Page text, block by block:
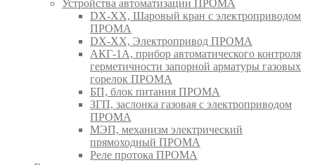
Устройства автоматизации ПРОМА
DX-XX, Шаровый кран c электроприводом
ПРОМА
DX-XX, Электропривод ПРОМА
АКГ-1А, прибор автоматического контроля
герметичности запорной арматуры газовых
горелок ПРОМА
БП, блок питания ПРОМА
ЗГП, заслонка газовая с электроприводом
ПРОМА
МЭП, механизм электрический
прямоходный ПРОМА
Реле протока ПРОМА